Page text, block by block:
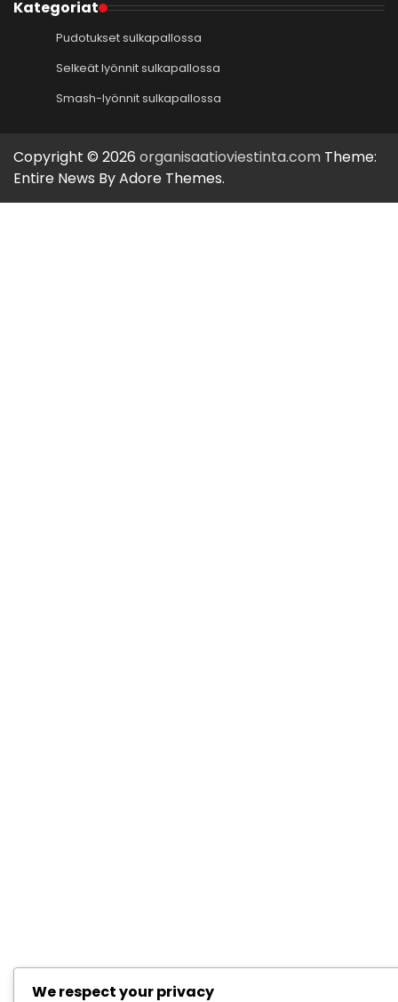
Kategoriat
Pudotukset sulkapallossa
Selkeät lyönnit sulkapallossa
Smash-lyönnit sulkapallossa
Copyright © 2026 organisaatioviestinta.com Theme:
Entire News ByAdore Themes.
We respect your privacy